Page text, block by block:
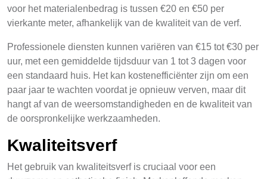
voor het materialenbedrag is tussen €20 en €50 per
vierkante meter, afhankelijk van de kwaliteit van de verf.
Professionele diensten kunnen variëren van €15 tot €30 per
uur, met een gemiddelde tijdsduur van 1 tot 3 dagen voor
een standaard huis. Het kan kostenefficiënter zijn om een
paar jaar te wachten voordat je opnieuw verven, maar dit
hangt af van de weersomstandigheden en de kwaliteit van
de oorspronkelijke werkzaamheden.
Kwaliteitsverf
Het gebruik van kwaliteitsverf is cruciaal voor een